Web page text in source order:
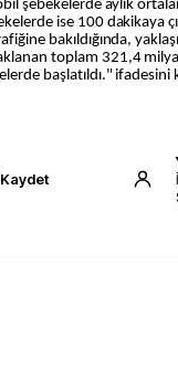
şebekelerde aylık
ise 100 dakikaya
bakıldığında,
toplam 321,4
başlatıldı." ifadesini
Kaydet